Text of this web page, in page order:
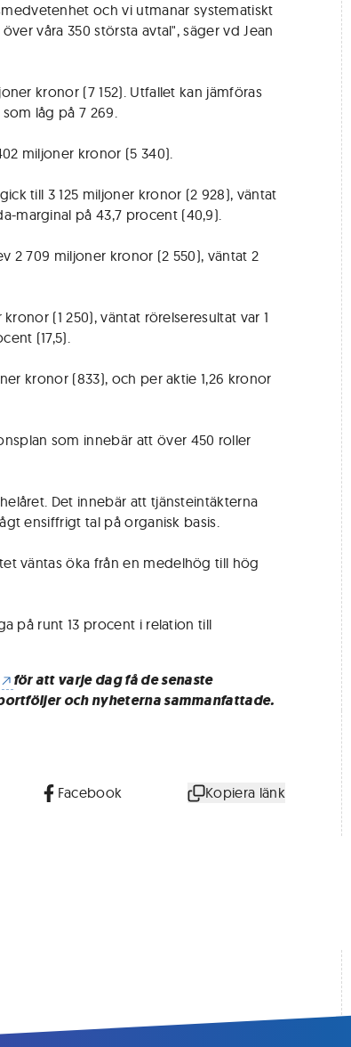
och vi utmanar systematiskt
våra 350 största avtal", säger vd Jean
kronor (7 152). Utfallet kan jämföras
låg på 7 269.
miljoner kronor (5 340).
till 3 125 miljoner kronor (2 928), väntat
marginal på 43,7 procent (40,9).
2 709 miljoner kronor (2 550), väntat 2
(1 250), väntat rörelseresultat var 1
(17,5).
kronor (833), och per aktie 1,26 kronor
som innebär att över 450 roller
Det innebär att tjänsteintäkterna
ensiffrigt tal på organisk basis.
väntas öka från en medelhög till hög
på runt 13 procent i relation till
för att varje dag få de senaste
och nyheterna sammanfattade.
Facebook Kopiera länk